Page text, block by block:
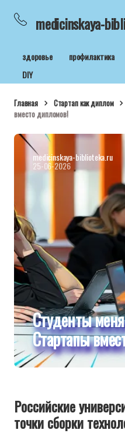
medicinskaya-
здоровье профилактика
DIY
Главная Стартап как диплом
вместо дипломов!
medicinskaya-biblioteka.ru
25-06-2026
Студенты
Стартапы
Российские
точки сборки